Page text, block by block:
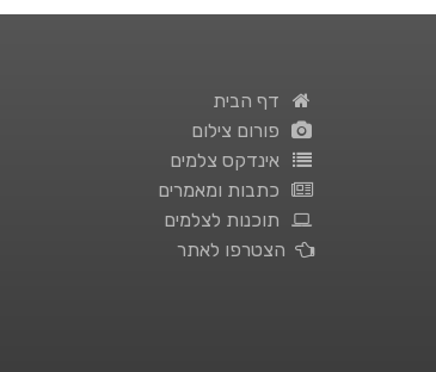
דף הבית
פורום צילום
אינדקס צלמים
כתבות ומאמרים
תוכנות לצלמים
הצטרפו לאתר